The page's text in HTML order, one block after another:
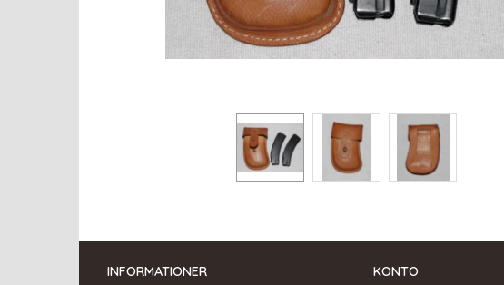
INFORMATIONER KONTO